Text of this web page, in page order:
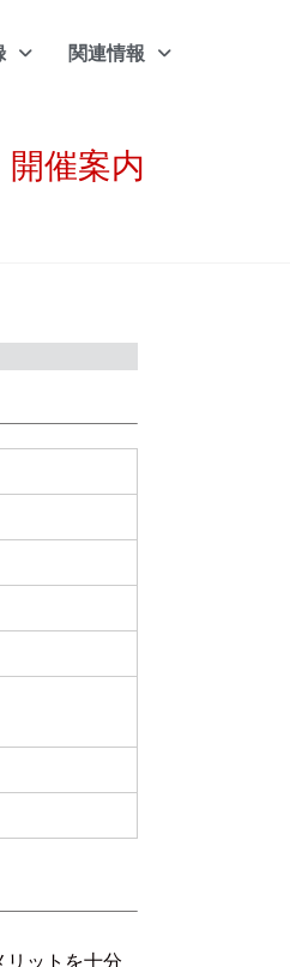
関連情報
催案内
ットを十分